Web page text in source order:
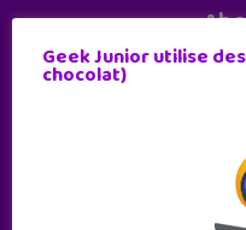
11
JE
Geek Junior utilise
chocolat)